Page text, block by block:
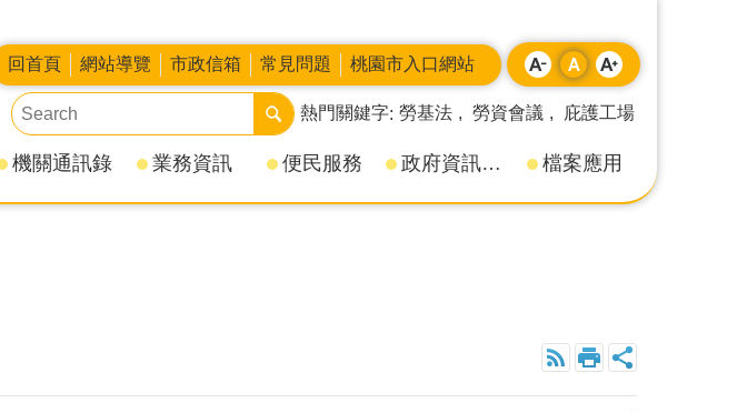
回首頁 網站導覽 市政信箱 常見問題 桃園市入口網站
熱門關鍵字 勞基法 勞資會議 庇護工場
機關通訊錄 業務資訊 便民服務 政府資訊公開 檔案應用